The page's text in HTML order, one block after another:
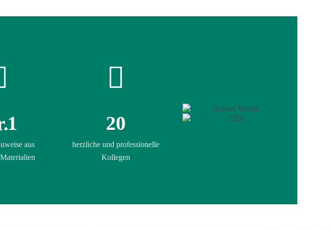
1
aus
20
herzliche und professionelle
Kollegen